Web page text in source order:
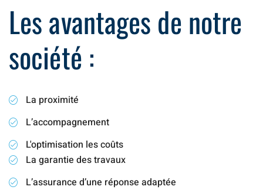
Les avantages de notre
société :
La proximité
L’accompagnement
L'optimisation les coûts
La garantie des travaux
L’assurance d’une réponse adaptée